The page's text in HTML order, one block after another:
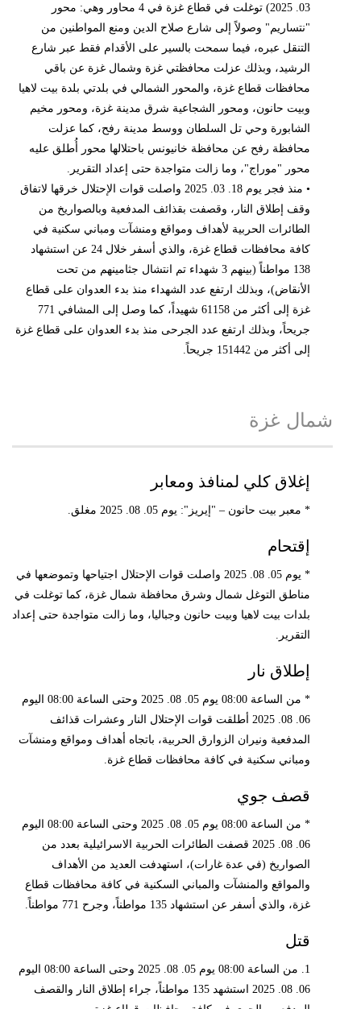
03. 2025) توغلت في قطاع غزة في 4 محاور وهي: محور
"نتساريم" وصولاً إلى شارع صلاح الدين ومنع المواطنين من
التنقل عبره، فيما سمحت بالسير على الأقدام فقط عبر شارع
الرشيد، وبذلك عزلت محافظتي غزة وشمال غزة عن باقي
محافظات قطاع غزة، والمحور الشمالي في بلدتي بلدة بيت لاهيا
وبيت حانون، ومحور الشجاعية شرق مدينة غزة، ومحور مخيم
الشابورة وحي تل السلطان ووسط مدينة رفح، كما عزلت
محافظة رفح عن محافظة خانيونس باحتلالها محور أُطلق عليه
محور "موراج"، وما زالت متواجدة حتى إعداد التقرير.
• منذ فجر يوم 18. 03. 2025 واصلت قوات الإحتلال خرقها لاتفاق
وقف إطلاق النار، وقصفت بقذائف المدفعية وبالصواريخ من
الطائرات الحربية لأهداف ومواقع ومنشآت ومباني سكنية في
كافة محافظات قطاع غزة، والذي أسفر خلال 24 عن استشهاد
138 مواطناً (بينهم 3 شهداء تم انتشال جثامينهم من تحت
الأنقاض)، وبذلك ارتفع عدد الشهداء منذ بدء العدوان على قطاع
غزة إلى أكثر من 61158 شهيداً، كما وصل إلى المشافي 771
جريحاً، وبذلك ارتفع عدد الجرحى منذ بدء العدوان على قطاع غزة
إلى أكثر من 151442 جريحاً.
شمال غزة
إغلاق كلي لمنافذ ومعابر
* معبر بيت حانون – "إيريز": يوم 05. 08. 2025 مغلق.
إقتحام
* يوم 05. 08. 2025 واصلت قوات الإحتلال اجتياحها وتموضعها في
مناطق التوغل شمال وشرق محافظة شمال غزة، كما توغلت في
بلدات بيت لاهيا وبيت حانون وجباليا، وما زالت متواجدة حتى إعداد
التقرير.
إطلاق نار
* من الساعة 08:00 يوم 05. 08. 2025 وحتى الساعة 08:00 اليوم
06. 08. 2025 أطلقت قوات الإحتلال النار وعشرات قذائف
المدفعية ونيران الزوارق الحربية، باتجاه أهداف ومواقع ومنشآت
ومباني سكنية في كافة محافظات قطاع غزة.
قصف جوي
* من الساعة 08:00 يوم 05. 08. 2025 وحتى الساعة 08:00 اليوم
06. 08. 2025 قصفت الطائرات الحربية الاسرائيلية بعدد من
الصواريخ (في عدة غارات)، استهدفت العديد من الأهداف
والمواقع والمنشآت والمباني السكنية في كافة محافظات قطاع
غزة، والذي أسفر عن استشهاد 135 مواطناً، وجرح 771 مواطناً.
قتل
1. من الساعة 08:00 يوم 05. 08. 2025 وحتى الساعة 08:00 اليوم
06. 08. 2025 استشهد 135 مواطناً، جراء إطلاق النار والقصف